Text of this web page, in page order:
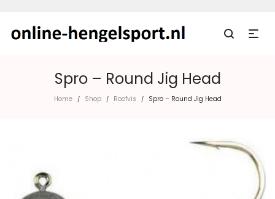
Spro – Round Jig Head
Home / Shop / Roofvis / Spro – Round Jig Head